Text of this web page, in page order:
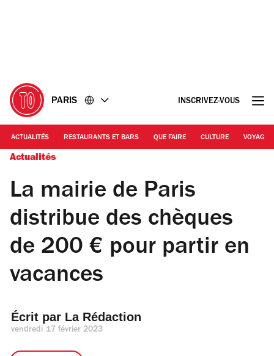
PARIS INSCRIVEZ-VOUS
ACTUALITÉS RESTAURANTS ET BARS QUE FAIRE CULTURE VOYAGE
Actualités
La mairie de Paris
distribue des chèques
de 200 € pour partir en
vacances
Écrit par La Rédaction
vendredi 17 février 2023